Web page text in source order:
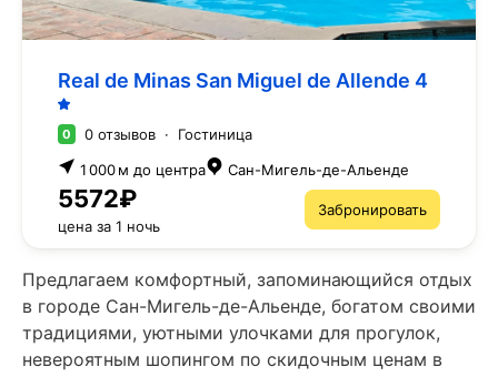
Real de Minas San Miguel de Allende 4
0 0 отзывов · Гостиница
1 000 м до центра
Сан-Мигель-де-Альенде
5572₽
цена за 1 ночь
Забронировать
Предлагаем комфортный, запоминающийся отдых
в городе Сан-Мигель-де-Альенде, богатом своими
традициями, уютными улочками для прогулок,
невероятным шопингом по скидочным ценам в